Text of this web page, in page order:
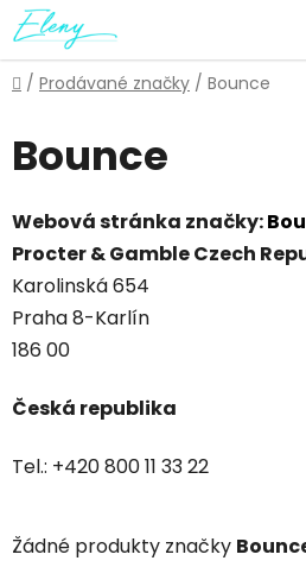
Přejít
na
obsah
Domů
/ Prodávané značky / Bounce
Bounce
Webová stránka značky:
Procter & Gamble Czech
Karolinská 654
Praha 8-Karlín
186 00
Česká republika
Tel.: +420 800 11 33 22
Žádné produkty značky